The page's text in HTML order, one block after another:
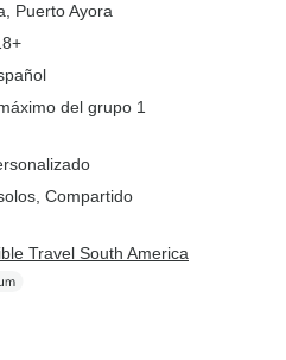
, Puerto Ayora
del grupo 1
Compartido
Travel South America